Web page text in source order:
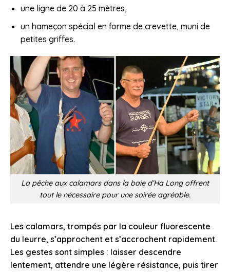
une ligne de 20 à 25 mètres,
un hameçon spécial en forme de crevette, muni de
petites griffes.
La pêche aux calamars dans la baie d’Ha Long offrent
tout le nécessaire pour une soirée agréable.
Les calamars, trompés par la couleur fluorescente
du leurre, s’approchent et s’accrochent rapidement.
Les gestes sont simples : laisser descendre
lentement, attendre une légère résistance, puis tirer